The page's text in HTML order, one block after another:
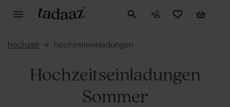
hochzeit → hochzeitseinladungen
Hochzeitseinladungen
Sommer